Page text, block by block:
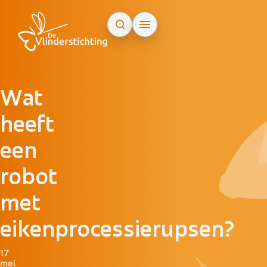
Wat
heeft
een
robot
met
eikenprocessierupsen?
17
mei